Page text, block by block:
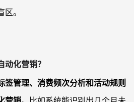
。
化营销？
签管理、消费频次分析和活动规则